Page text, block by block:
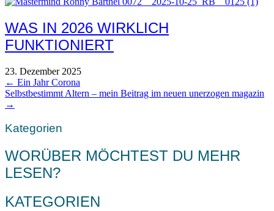
WAS IN 2026 WIRKLICH
FUNKTIONIERT
23. Dezember 2025
POSTS
NAVIGATION
← Ein Jahr Corona
Selbstbestimmt Altern – mein Beitrag im neuen unerzogen magazin
→
Kategorien
WORÜBER MÖCHTEST DU MEHR
LESEN?
KATEGORIEN